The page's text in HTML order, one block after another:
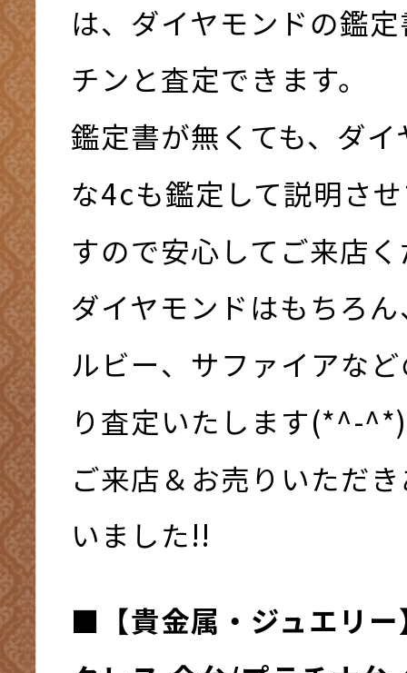
は、ダイヤモンドの鑑
チンと査定できます。
鑑定書が無くても、ダ
な4cも鑑定して説明さ
すので安心してご来店
ダイヤモンドはもちろ
ルビー、サファイアな
り査定いたします(*^-^*)
ご来店＆お売りいただ
いました!!
■ 【貴金属・ジュエリ